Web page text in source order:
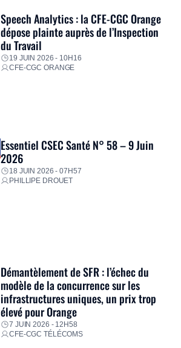
Speech Analytics : la CFE-CGC Orange
dépose plainte auprès de l’Inspection
du Travail
19 JUIN 2026 - 10H16
CFE-CGC ORANGE
Essentiel CSEC Santé N° 58 – 9 Juin
2026
18 JUIN 2026 - 07H57
PHILLIPE DROUET
Démantèlement de SFR : l’échec du
modèle de la concurrence sur les
infrastructures uniques, un prix trop
élevé pour Orange
7 JUIN 2026 - 12H58
CFE-CGC TÉLÉCOMS